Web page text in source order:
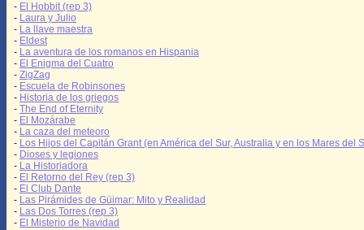
- El Hobbit (rep 3)
- Laura y Julio
- La llave maestra
- Eldest
- La aventura de los romanos en Hispania
- El Enigma del Cuatro
- ZigZag
- Escuela de Robinsones
- Historia de los griegos
- The End of Eternity
- El Mozárabe
- La caza del meteoro
- Los Hijos del Capitán Grant (en América del Sur, Australia y en los Mares del
- Dioses y legiones
- La Historiadora
- El Retorno del Rey (rep 3)
- El Club Dante
- Las Pirámides de Güimar: Mito y Realidad
- Las Dos Torres (rep 3)
- El Misterio de Navidad